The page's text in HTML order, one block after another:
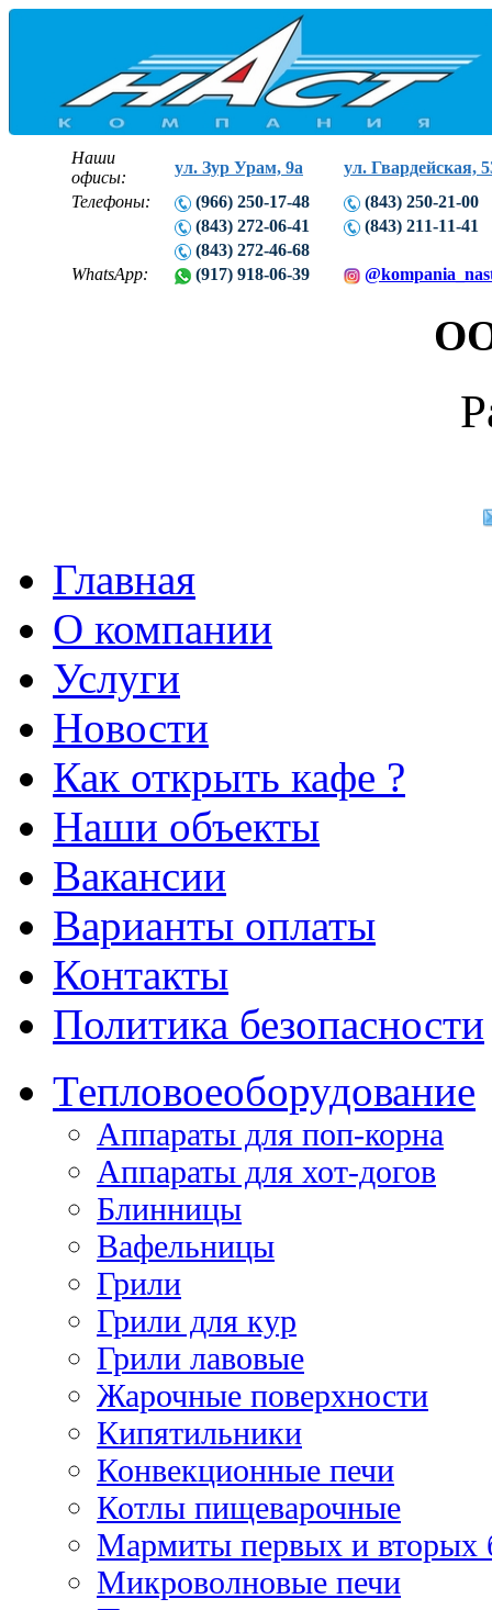
Наши
офисы:
ул. Зур Урам, 9а
ул. Гвардейская,
Телефоны:
(966) 250-17-48
(843) 250-21-00
(843) 272-06-41
(843) 211-11-41
(843) 272-46-68
WhatsApp:
(917) 918-06-39
Главная
О компании
Услуги
Новости
Как открыть кафе ?
Наши объекты
Вакансии
Варианты оплаты
Контакты
Политика безопасности
Тепловоеоборудование
Аппараты для поп-корна
Аппараты для хот-догов
Блинницы
Вафельницы
Грили
Грили для кур
Грили лавовые
Жарочные поверхности
Кипятильники
Конвекционные печи
Котлы пищеварочные
Мармиты первых и вторых
Микроволновые печи